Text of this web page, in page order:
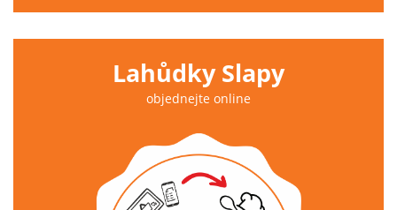
Lahůdky Slapy
objednejte online